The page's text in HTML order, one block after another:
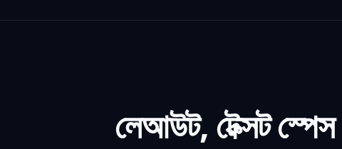
লেআউট, টেক্সট